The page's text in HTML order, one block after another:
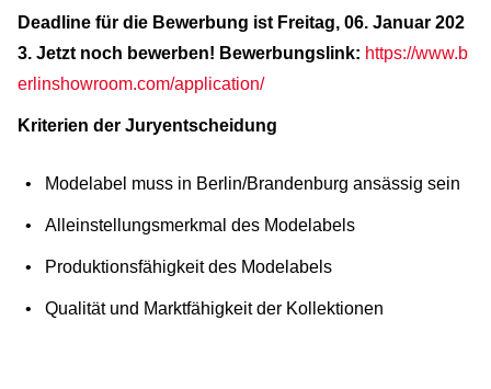
Deadline für die Bewerbung ist Freitag, 06. Januar 202
3. Jetzt noch bewerben! Bewerbungslink: https://www.b
erlinshowroom.com/application/
Kriterien der Juryentscheidung
Modelabel muss in Berlin/Brandenburg ansässig sein
Alleinstellungsmerkmal des Modelabels
Produktionsfähigkeit des Modelabels
Qualität und Marktfähigkeit der Kollektionen